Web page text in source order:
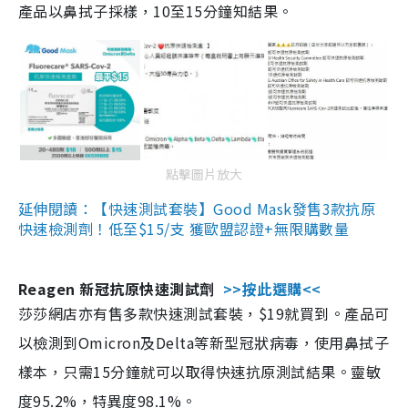
產品以鼻拭子採樣，10至15分鐘知結果。
點擊圖片放大
延伸閱讀：【快速測試套裝】Good Mask發售3款抗原
快速檢測劑！低至$15/支 獲歐盟認證+無限購數量
Reagen 新冠抗原快速測試劑 >>按此選購<<
莎莎網店亦有售多款快速測試套裝，$19就買到。產品可
以檢測到Omicron及Delta等新型冠狀病毒，使用鼻拭子
樣本，只需15分鐘就可以取得快速抗原測試結果。靈敏
度95.2%，特異度98.1%。